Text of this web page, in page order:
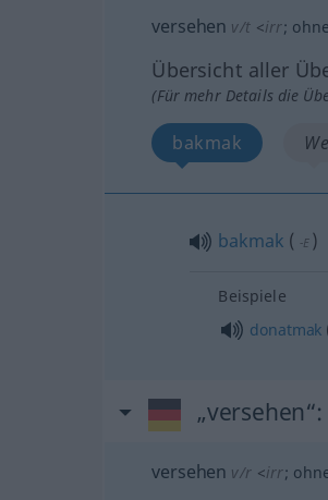
versehen v/t <irr; ohne
Übersicht aller
(Für mehr Details die
bakmak
bakmak ( -E )
Beispiele
donatmak
„versehen“
versehen v/r <irr;